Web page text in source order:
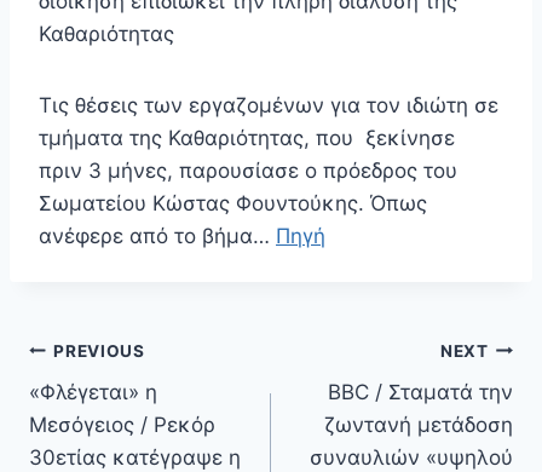
Καθαριότητας
Τις θέσεις των εργαζομένων για τον ιδιώτη σε
τμήματα της Καθαριότητας, που ξεκίνησε
πριν 3 μήνες, παρουσίασε ο πρόεδρος του
Σωματείου Κώστας Φουντούκης. Όπως
ανέφερε από το βήμα… Πηγή
Πλοήγηση
άρθρων
PREVIOUS
«Φλέγεται» η
Μεσόγειος / Ρεκόρ
30ετίας κατέγραψε η
NEXT
BBC / Σταματά την
ζωντανή μετάδοση
συναυλιών «υψηλού